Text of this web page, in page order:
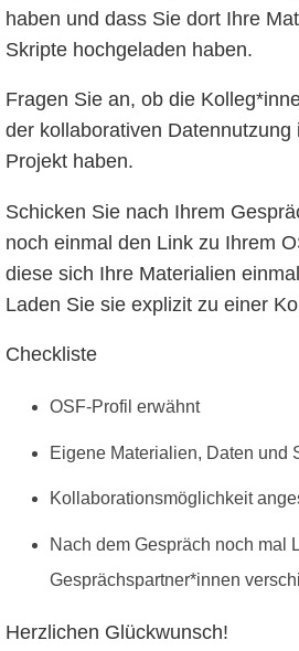
haben und dass Sie dort Ihre
Skripte hochgeladen haben.
Fragen Sie an, ob die
der kollaborativen Datennutzung
Projekt haben.
Schicken Sie nach Ihrem
noch einmal den Link zu Ihrem
diese sich Ihre Materialien
Laden Sie sie explizit zu einer
Checkliste
OSF-Profil erwähnt
Eigene Materialien, Daten und
Kollaborationsmöglichkeit
Nach dem Gespräch noch mal
Gesprächspartner*innen
Herzlichen Glückwunsch!